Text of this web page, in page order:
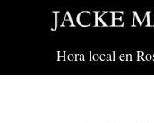
Hora local en